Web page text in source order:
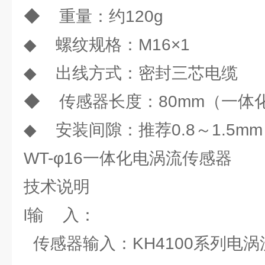
◆ 重量：约120g
◆ 螺纹规格：M16×1
◆ 出线方式：密封三芯电缆
◆ 传感器长度：80mm（一体
◆ 安装间隙：推荐0.8～1.5mm
WT-φ16一体化电涡流传感器
技术说明
l输 入：
传感器输入：KH4100系列电